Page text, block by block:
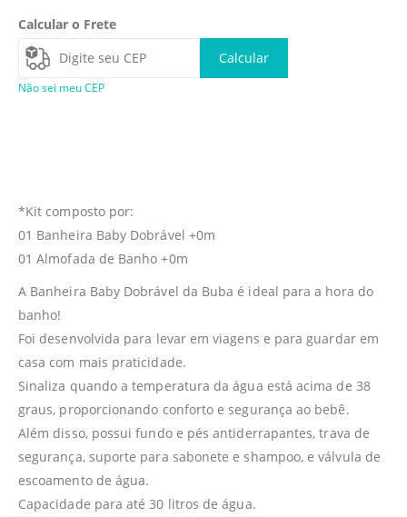
Calcular o Frete
Calcular
Não sei meu CEP
*Kit composto por:
01 Banheira Baby Dobrável +0m
01 Almofada de Banho +0m
A Banheira Baby Dobrável da Buba é ideal para a hora do
banho!
Foi desenvolvida para levar em viagens e para guardar em
casa com mais praticidade.
Sinaliza quando a temperatura da água está acima de 38
graus, proporcionando conforto e segurança ao bebê.
Além disso, possui fundo e pés antiderrapantes, trava de
segurança, suporte para sabonete e shampoo, e válvula de
escoamento de água.
Capacidade para até 30 litros de água.